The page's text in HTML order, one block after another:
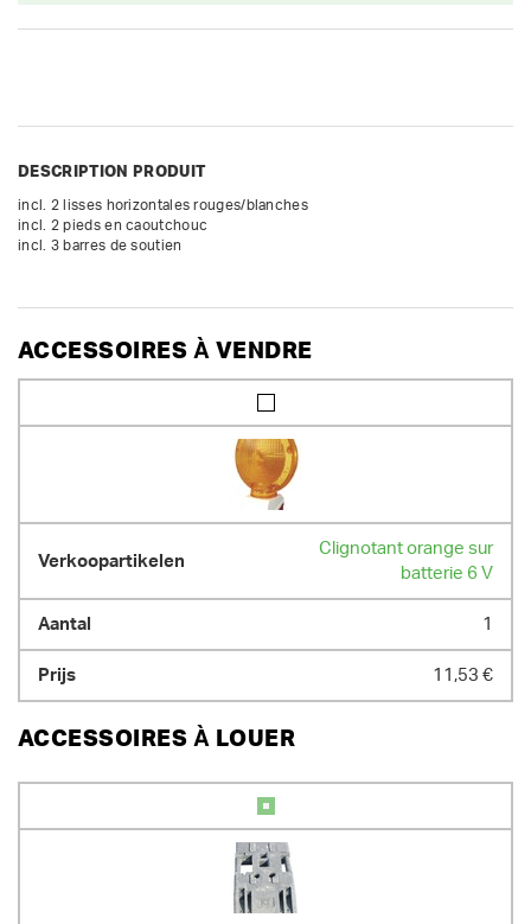
DESCRIPTION PRODUIT
incl. 2 lisses horizontales rouges/blanches
incl. 2 pieds en caoutchouc
incl. 3 barres de soutien
ACCESSOIRES À VENDRE
Clignotant orange sur
batterie 6 V
1
11,53 €
ACCESSOIRES À LOUER